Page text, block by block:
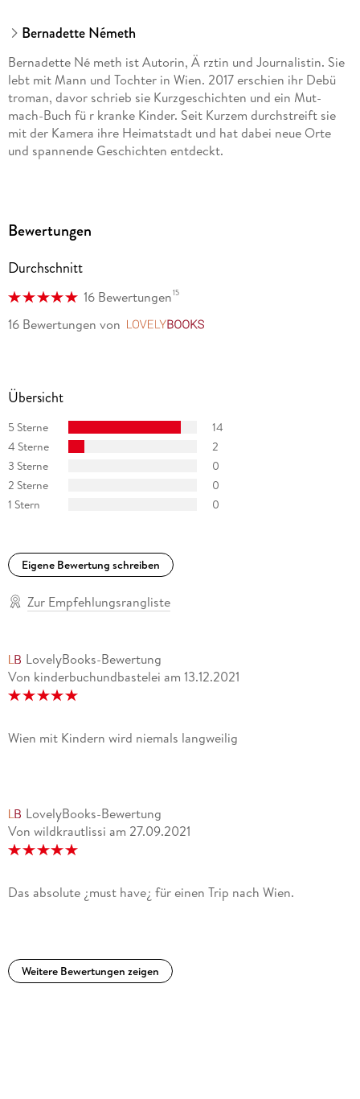
Bernadette Németh
Bernadette Né meth ist Autorin, Ä rztin und Journalistin. Sie
lebt mit Mann und Tochter in Wien. 2017 erschien ihr Debü
troman, davor schrieb sie Kurzgeschichten und ein Mut-
mach-Buch fü r kranke Kinder. Seit Kurzem durchstreift sie
mit der Kamera ihre Heimatstadt und hat dabei neue Orte
und spannende Geschichten entdeckt.
Bewertungen
Durchschnitt
16 Bewertungen15
16 Bewertungen von
Übersicht
5 Sterne
14
4 Sterne
2
3 Sterne
0
2 Sterne
0
1 Stern
0
Eigene Bewertung schreiben
Zur Empfehlungsrangliste
LovelyBooks-Bewertung
Von kinderbuchundbastelei am 13.12.2021
Wien mit Kindern wird niemals langweilig
LovelyBooks-Bewertung
Von wildkrautlissi am 27.09.2021
Das absolute ¿must have¿ für einen Trip nach Wien.
Weitere Bewertungen zeigen